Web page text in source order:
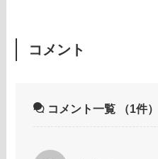
コメント
コメント一覧 （1件）